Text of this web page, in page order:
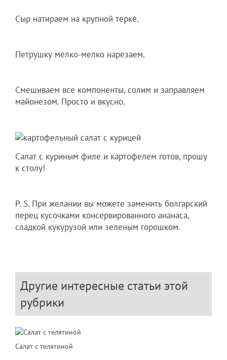
Сыр натираем на крупной терке.
Петрушку мелко-мелко нарезаем.
Смешиваем все компоненты, солим и заправляем
майонезом. Просто и вкусно.
Салат с куриным филе и картофелем готов, прошу
к столу!
P. S. При желании вы можете заменить болгарский
перец кусочками консервированного ананаса,
сладкой кукурузой или зеленым горошком.
Другие интересные статьи этой
рубрики
Салат с телятиной